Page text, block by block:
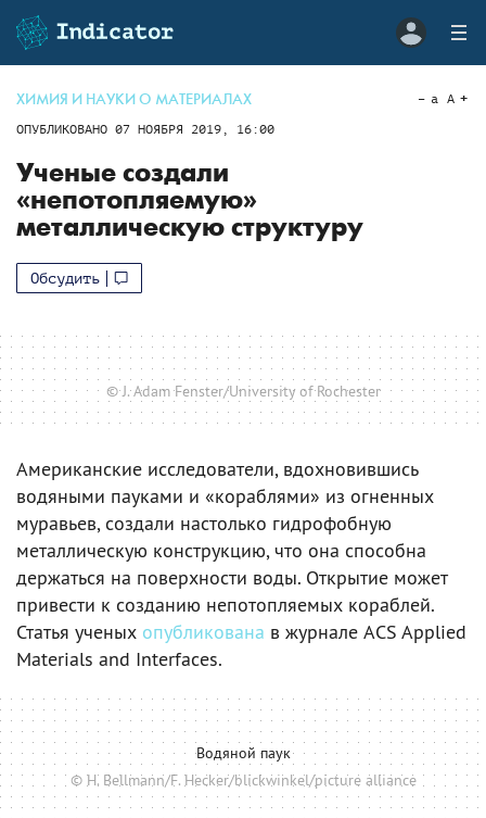
ХИМИЯ И НАУКИ О МАТЕРИАЛАХ
ОПУБЛИКОВАНО 07 НОЯБРЯ 2019, 16:00
a A
Ученые создали
«непотопляемую»
металлическую структуру
Обсудить
© J. Adam Fenster/University of Rochester
Американские исследователи, вдохновившись
водяными пауками и «кораблями» из огненных
муравьев, создали настолько гидрофобную
металлическую конструкцию, что она способна
держаться на поверхности воды. Открытие может
привести к созданию непотопляемых кораблей.
Статья ученых опубликована в журнале ACS Applied
Materials and Interfaces.
Водяной паук
© H. Bellmann/F. Hecker/blickwinkel/picture alliance